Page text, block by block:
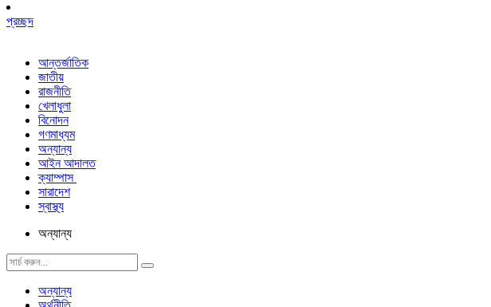
প্রচ্ছদ
আন্তর্জাতিক
জাতীয়
রাজনীতি
খেলাধুলা
বিনোদন
গণমাধ্যম
অন্যান্য
আইন আদালত
ক্যাম্পাস
সারাদেশ
স্বাস্থ্য
অন্যান্য
অন্যান্য